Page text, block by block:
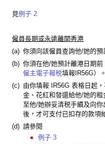
見例子 2
僱員長期或永遠離開香港
(a) 你須向該僱員查詢他/她的預
(b) 你須在他/她預計離港日期
僱主電子報税填報IR56G）。
(c) 由你填報 IR56G 表格日起
金、花紅和發還給他/她的
至他/她辦妥清税手續及向你
後，才可支付已扣存的款項
(d) 請參閱
例子 3